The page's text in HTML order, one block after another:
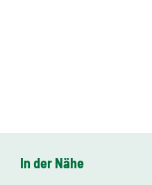
In der Nähe